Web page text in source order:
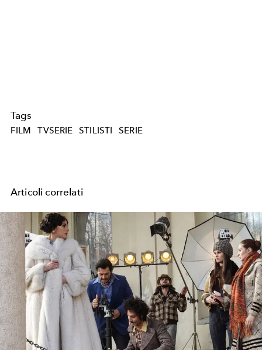
Tags
FILM TVSERIE STILISTI SERIE
Articoli correlati